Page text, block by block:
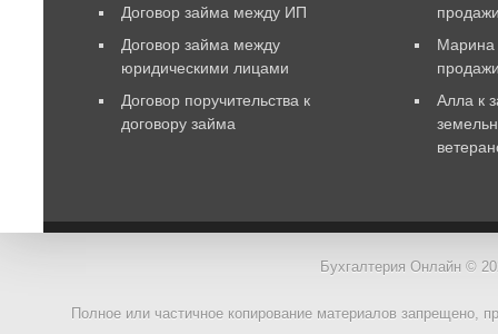
Договор займа между ИП
Договор займа между
юридическими лицами
Договор поручительства к
договору займа
Марина
Алла к
Бухгалтерия Онлайн ©
Полное или частичное копирование материалов запрещено,